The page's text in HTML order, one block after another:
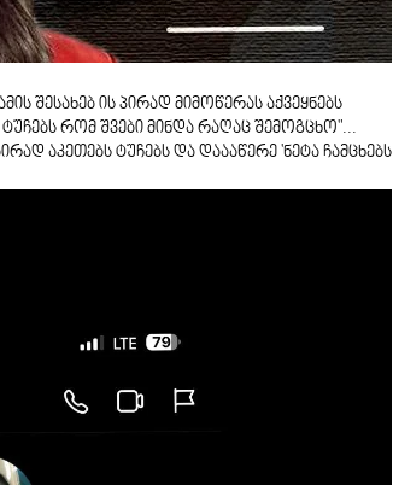
შესახებ ის პირად მიმოწერას აქვეყნებს
რომ შვები მინდა რაღაც შემოგცხო"...
აკეთებს ტუჩებს და დაააწერე 'ნეტა ჩამცხებს